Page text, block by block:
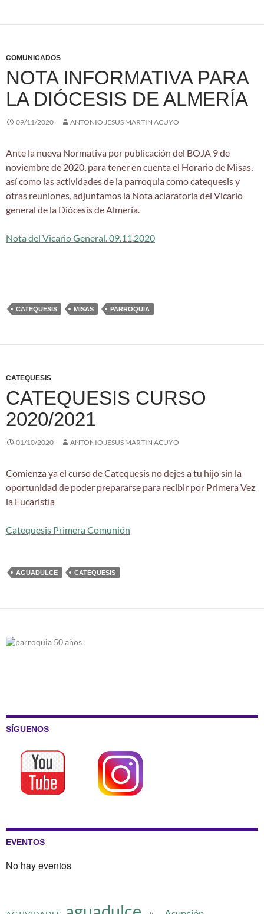
COMUNICADOS
NOTA INFORMATIVA PARA
LA DIÓCESIS DE ALMERÍA
09/11/2020 ANTONIO JESUS MARTIN ACUYO
Ante la nueva Normativa por publicación del BOJA 9 de
noviembre de 2020, para tener en cuenta el Horario de Misas,
así como las actividades de la parroquia como catequesis y
otras reuniones, adjuntamos la Nota aclaratoria del Vicario
general de la Diócesis de Almería.
Nota del Vicario General. 09.11.2020
CATEQUESIS MISAS PARROQUIA
CATEQUESIS
CATEQUESIS CURSO
2020/2021
01/10/2020 ANTONIO JESUS MARTIN ACUYO
Comienza ya el curso de Catequesis no dejes a tu hijo sin la
oportunidad de poder prepararse para recibir por Primera Vez
la Eucaristía
Catequesis Primera Comunión
AGUADULCE CATEQUESIS
SÍGUENOS
EVENTOS
No hay eventos